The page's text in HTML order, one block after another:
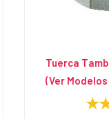
Tuerca
(ver